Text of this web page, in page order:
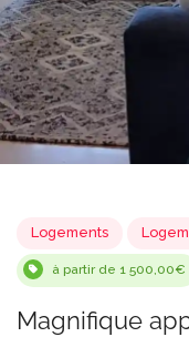
Logements
à partir de 1